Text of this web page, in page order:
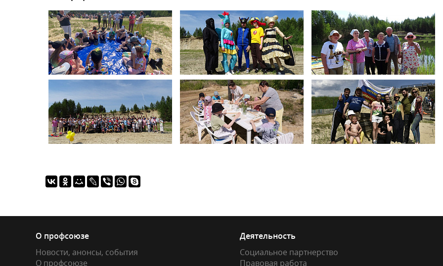
О профсоюзе
Новости, анонсы, события
О профсоюзе
Деятельность
Социальное партнерство
Правовая работа